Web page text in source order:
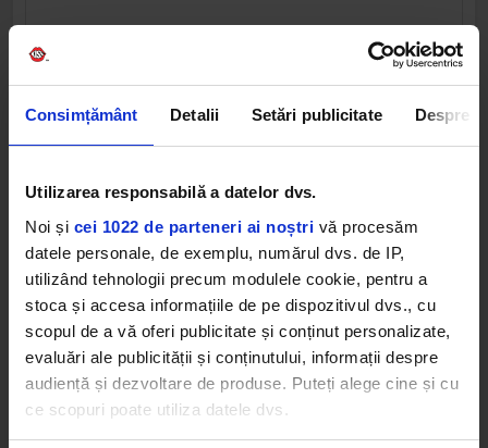
Consimțământ Detalii Setări publicitate Despre
Utilizarea responsabilă a datelor dvs.
Noi și cei 1022 de parteneri ai noștri vă procesăm
datele personale, de exemplu, numărul dvs. de IP,
utilizând tehnologii precum modulele cookie, pentru a
stoca și accesa informațiile de pe dispozitivul dvs., cu
scopul de a vă oferi publicitate și conținut personalizate,
evaluări ale publicității și conținutului, informații despre
audiență și dezvoltare de produse. Puteți alege cine și cu
ce scopuri poate utiliza datele dvs.